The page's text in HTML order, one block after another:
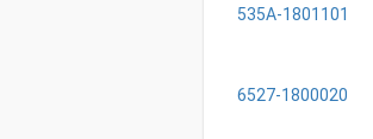
535А-1801101
6527-1800020